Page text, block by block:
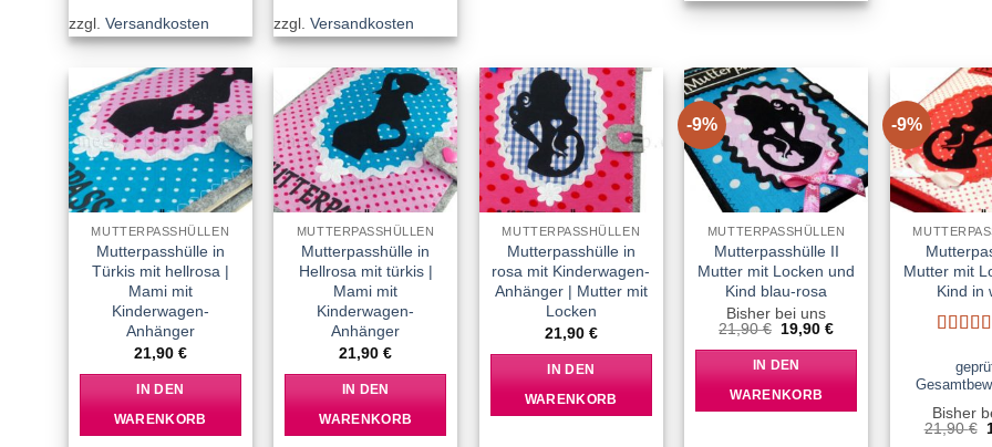
zzgl. Versandkosten zzgl.Versandkosten
Add to
wishlist
MUTTERPASSHÜLLEN
Mutterpasshülle in
Türkis mit hellrosa |
Mami mit
Kinderwagen-
Anhänger
21,90 €
IN DEN
WARENKORB
Add to
wishlist
MUTTERPASSHÜLLEN
Mutterpasshülle in
Hellrosa mit türkis |
Mami mit
Kinderwagen-
Anhänger
21,90€
IN DEN
WARENKORB
Add to
wishlist
MUTTERPASSHÜLLEN
Mutterpasshülle in
rosa mit Kinderwagen-
Anhänger | Mutter mit
Locken
21,90 €
IN DEN
WARENKORB
-9%
Add to
wishlist
MUTTERPASSHÜLLEN
Mutterpasshülle II
Mutter mit Locken und
Kind blau-rosa
Bisher bei uns
21,90€ Ursprünglicher
war:
21,90 €
19,90€Aktueller
19,90 €.
IN DEN
WARENKORB
-9%
Mutter mit
Kind in
mit5
Bisher
21,90€